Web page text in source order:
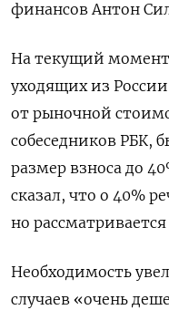
финансов Антон
На текущий
уходящих из
от рыночной
собеседников РБК,
размер взноса до
сказал, что о 40%
но
Необходимость
случаев «очень